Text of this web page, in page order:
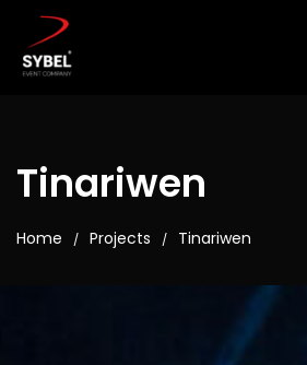
Tinariwen
Home / Projects / Tinariwen